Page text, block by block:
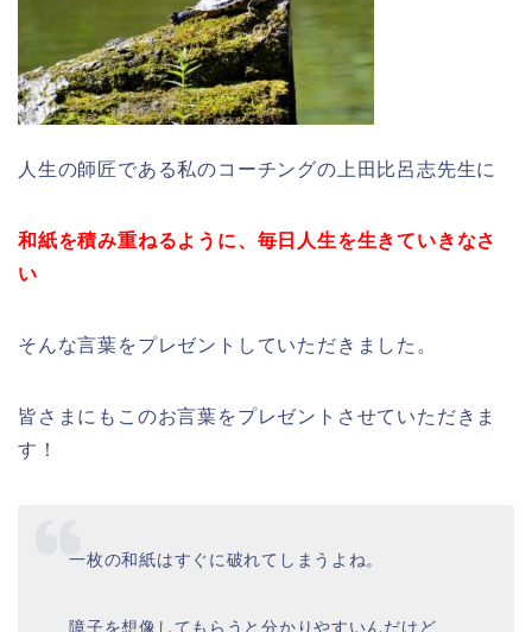
人生の師匠である私のコーチングの上田比呂志先生に
和紙を積み重ねるように、毎日人生を生きていきなさ
い
そんな言葉をプレゼントしていただきました。
皆さまにもこのお言葉をプレゼントさせていただきま
す！
一枚の和紙はすぐに破れてしまうよね。
障子を想像してもらうと分かりやすいんだけど、